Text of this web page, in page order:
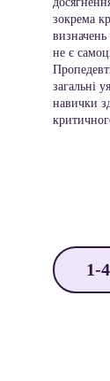
зокрема
визначень
не є
загальні
навички
1-